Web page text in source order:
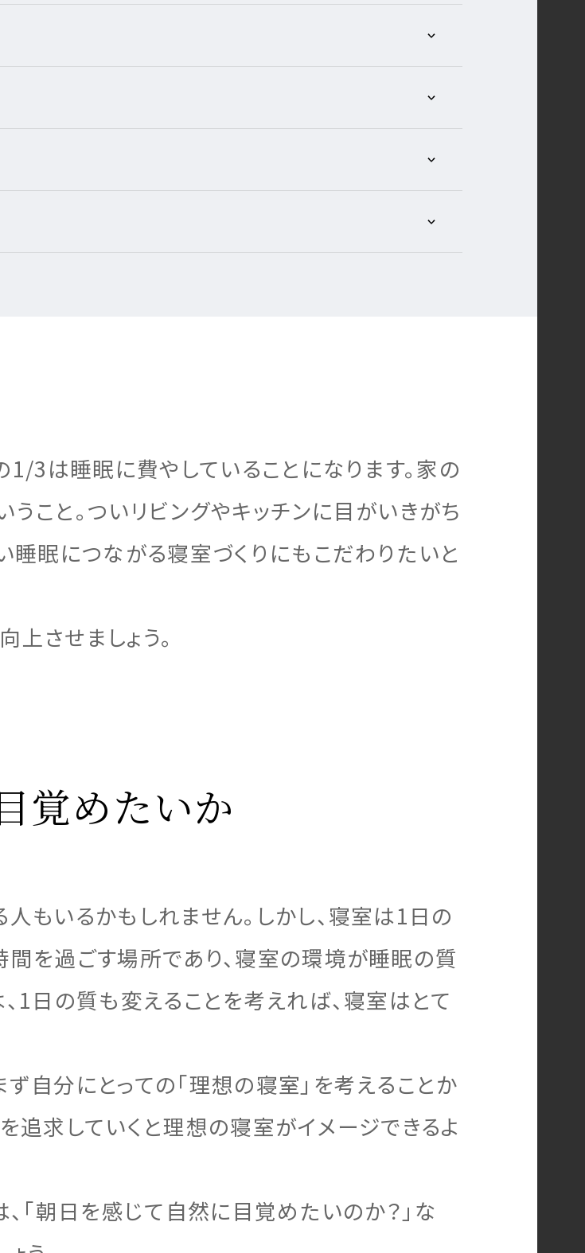
3は睡眠に費やしていることになります。家の
こと。ついリビングやキッチンに目がいきがち
睡眠につながる寝室づくりにもこだわりたいと
させましょう。
覚めたいか
もいるかもしれません。しかし、寝室は1日の
を過ごす場所であり、寝室の環境が睡眠の質
1日の質も変えることを考えれば、寝室はとて
自分にとっての「理想の寝室」を考えることか
追求していくと理想の寝室がイメージできるよ
「朝日を感じて自然に目覚めたいのか？」な